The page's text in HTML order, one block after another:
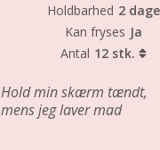
Holdbarhed 2 dage
Kan fryses Ja
Antal 12 stk.
Hold min skærm tændt,
mens jeg laver mad